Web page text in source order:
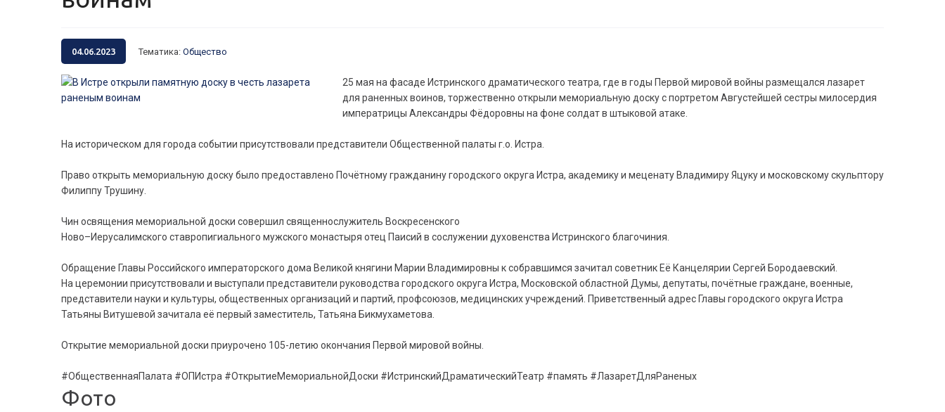
04.06.2023 Тематика: Общество
25 мая на фасаде Истринского драматического театра, где в годы Первой мировой войны размещался лазарет
для раненных воинов, торжественно открыли мемориальную доску с портретом Августейшей сестры милосердия
императрицы Александры Фёдоровны на фоне солдат в штыковой атаке.
На историческом для города событии присутствовали представители Общественной палаты г.о. Истра.
Право открыть мемориальную доску было предоставлено Почётному гражданину городского округа Истра, академику и меценату Владимиру Яцуку и московскому скульптору
Филиппу Трушину.
Чин освящения мемориальной доски совершил священнослужитель Воскресенского
Ново–Иерусалимского ставропигиального мужского монастыря отец Паисий в сослужении духовенства Истринского благочиния.
Обращение Главы Российского императорского дома Великой княгини Марии Владимировны к собравшимся зачитал советник Её Канцелярии Сергей Бородаевский.
На церемонии присутствовали и выступали представители руководства городского округа Истра, Московской областной Думы, депутаты, почётные граждане, военные,
представители науки и культуры, общественных организаций и партий, профсоюзов, медицинских учреждений. Приветственный адрес Главы городского округа Истра
Татьяны Витушевой зачитала её первый заместитель, Татьяна Бикмухаметова.
Открытие мемориальной доски приурочено 105-летию окончания Первой мировой войны.
#ОбщественнаяПалата #ОПИстра #ОткрытиеМемориальнойДоски #ИстринскийДраматическийТеатр #память #ЛазаретДляРаненых
Фото